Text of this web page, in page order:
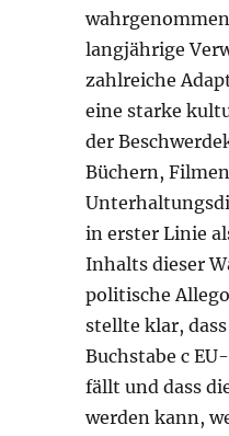
langjährige
zahlreiche
eine starke
der
Büchern,
in erster Linie
Inhalts dieser
politische
stellte klar,
Buchstabe c
fällt und dass
werden kann,